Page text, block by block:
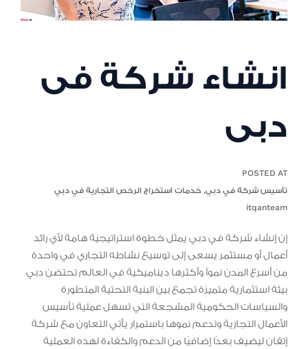
انشاء شركة فى
دبى
POSTED AT
تأسيس شركة في دبي, خدمات استخراج الرخص التجارية في دبي
itqanteam
إن إنشاء شركة في دبي يمثل خطوة استراتيجية هامة لأي رائد
أعمال أو مستثمر يسعى إلى توسيع نشاطه التجاري في واحدة
من أسرع المدن نمواً وأكثرها ديناميكية في العالم تحتضن دبي
بيئة استثمارية متميزة تجمع بين البنية التحتية المتطورة
والسياسات الحكومية المشجعة التي تسهل عملية تأسيس
الأعمال التجارية وتدعم نموها باستمرار يأتي التعاون مع شركة
إتقان ليضيف بعدًا إضافيًا من الدعم والكفاءة لهذه العملية